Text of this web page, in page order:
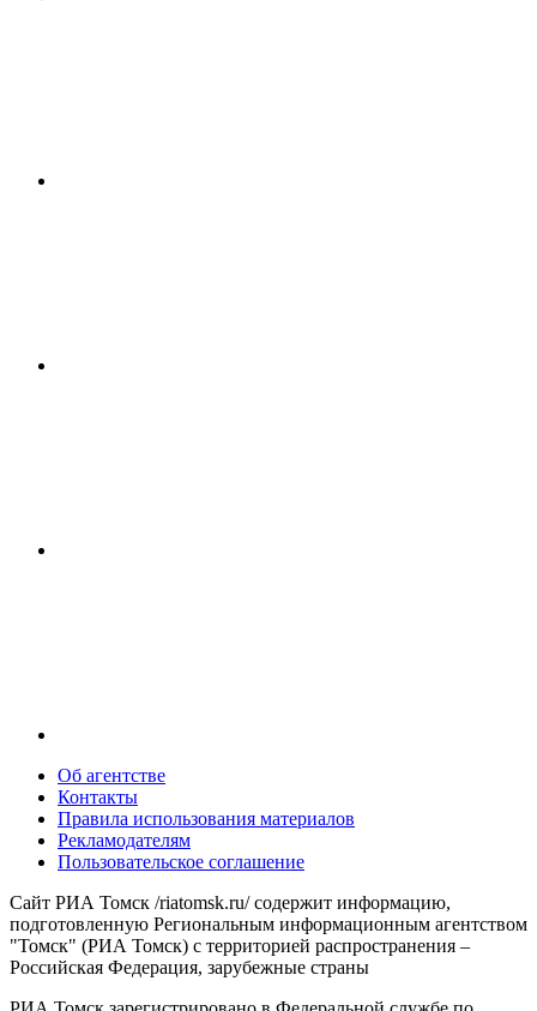
Об агентстве
Контакты
Правила использования материалов
Рекламодателям
Пользовательское соглашение
Сайт РИА Томск /riatomsk.ru/ содержит информацию,
подготовленную Региональным информационным агентством
"Томск" (РИА Томск) с территорией распространения –
Российская Федерация, зарубежные страны